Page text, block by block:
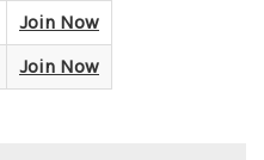
Join Now
Join Now